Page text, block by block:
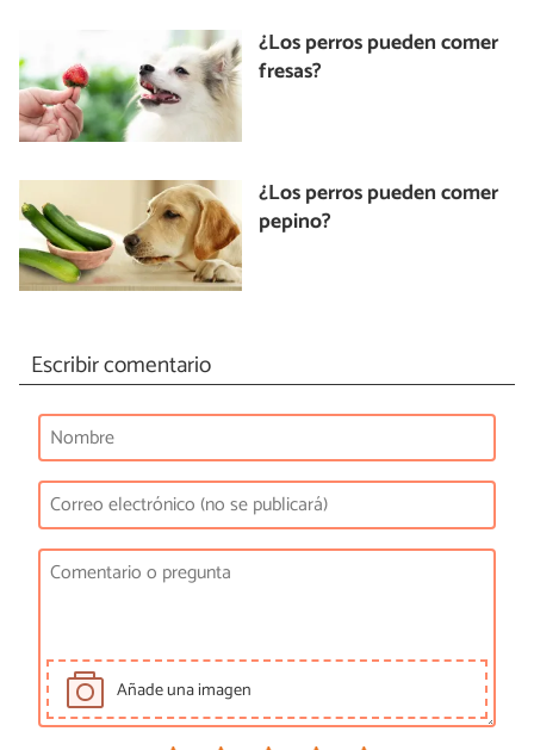
¿Los perros pueden comer
fresas?
¿Los perros pueden comer
pepino?
Escribir comentario
Añade una imagen